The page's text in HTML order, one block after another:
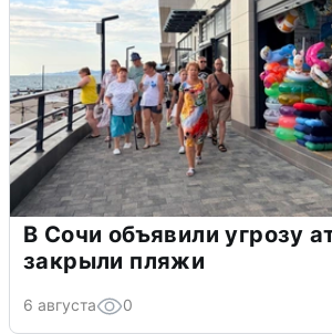
В Сочи объявили угрозу
закрыли пляжи
6 августа 0